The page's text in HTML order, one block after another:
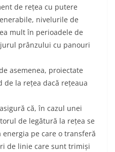
de rețea cu putere
nivelurile de
mult în perioadele de
prânzului cu panouri
asemenea, proiectate
de la rețea dacă rețeaua
că, în cazul unei
de legătură la rețea se
pe care o transferă
de linie care sunt trimiși